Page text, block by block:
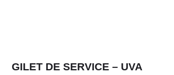
GILET DE SERVICE – UVA